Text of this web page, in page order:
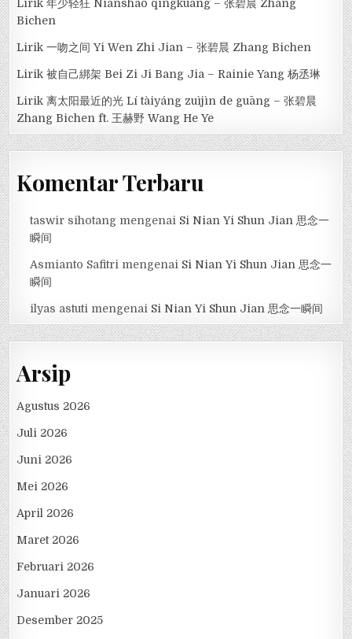
Lirik 年少轻狂 Niánshào qīngkuáng – 张碧晨 Zhang
Bichen
Lirik 一吻之间 Yi Wen Zhi Jian – 张碧晨 Zhang Bichen
Lirik 被自己綁架 Bei Zi Ji Bang Jia – Rainie Yang 杨丞琳
Lirik 离太阳最近的光 Lí tàiyáng zuìjìn de guāng – 张碧晨
Zhang Bichen ft. 王赫野 Wang He Ye
Komentar Terbaru
taswir sihotang mengenai Si Nian Yi Shun Jian 思念一
瞬间
Asmianto Safitri mengenai Si Nian Yi Shun Jian 思念一
瞬间
ilyas astuti mengenai Si Nian Yi Shun Jian 思念一瞬间
Arsip
Agustus 2026
Juli 2026
Juni 2026
Mei 2026
April 2026
Maret 2026
Februari 2026
Januari 2026
Desember 2025